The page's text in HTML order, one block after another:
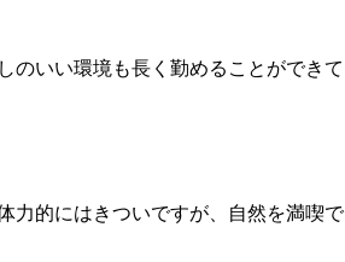
のいい環境も長く勤めることができて
力的にはきついですが、自然を満喫で